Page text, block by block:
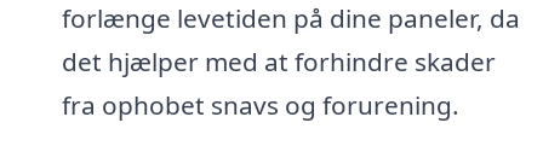
forlænge levetiden på dine paneler, da
det hjælper med at forhindre skader
fra ophobet snavs og forurening.